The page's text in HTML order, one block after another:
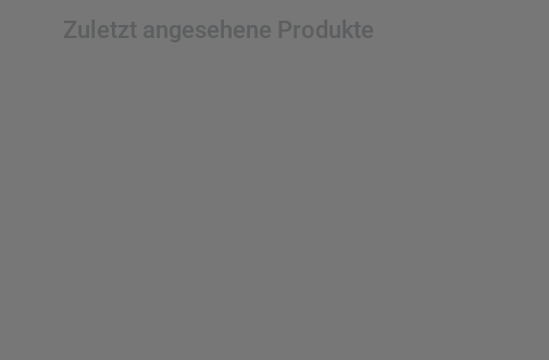
Zuletzt angesehene Produkte